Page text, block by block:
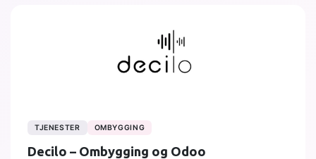
TJENESTER OMBYGGING
Decilo – Ombygging og Odoo